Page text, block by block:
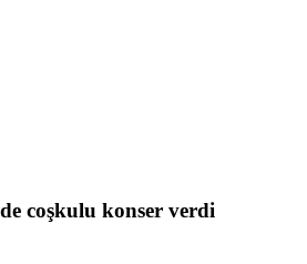
coşkulu konser verdi